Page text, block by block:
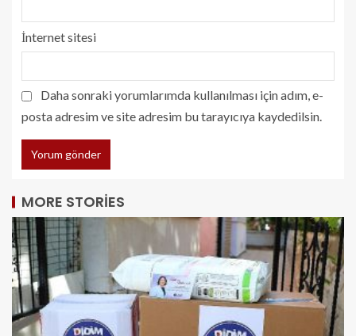
İnternet sitesi
Daha sonraki yorumlarımda kullanılması için adım, e-
posta adresim ve site adresim bu tarayıcıya kaydedilsin.
MORE STORIES